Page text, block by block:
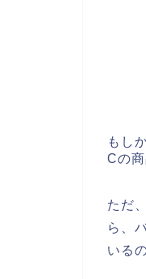
もし
Cの
ただ
ら、
いる